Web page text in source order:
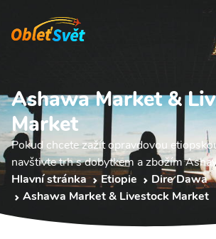
Ashawa Market &
Market
Pokud chcete zažít opravdovou
navštivte trh s dobytkem a zbožím
Hlavní stránka
Etiopie
Dire Dawa
Ashawa Market & Livestock Market